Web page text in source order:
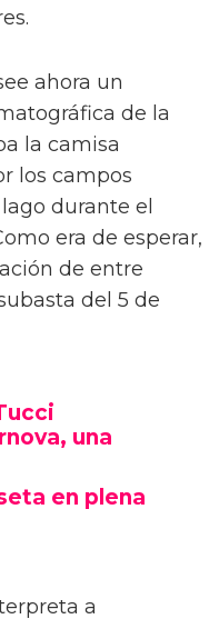
ahora un
de la
la camisa
los campos
durante el
era de esperar,
de entre
del 5 de
una
en plena
a